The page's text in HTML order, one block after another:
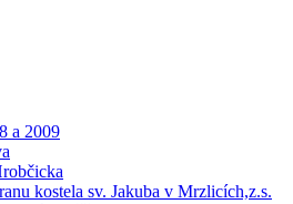
a 2009
kostela sv. Jakuba v Mrzlicích,z.s.